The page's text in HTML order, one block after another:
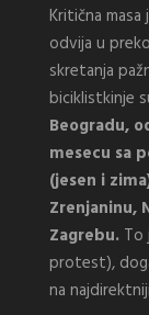
Kritična
odvija u
skretanja
biciklistkinje
Beogradu,
mesecu sa
(jesen i
Zrenjaninu,
Zagrebu. To
protest),
na